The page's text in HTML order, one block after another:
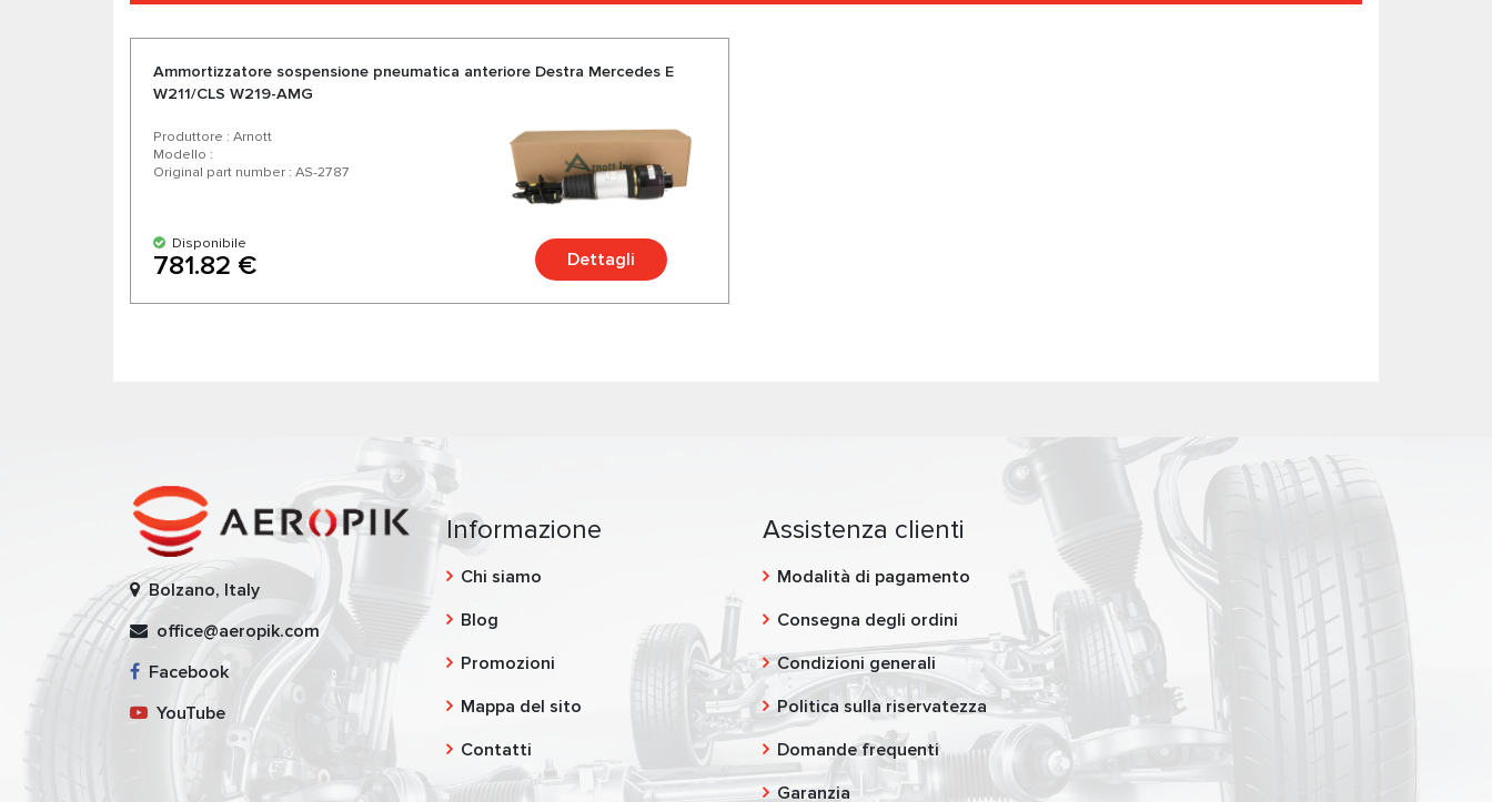
Ammortizzatore sospensione pneumatica anteriore Destra Mercedes E
W211/CLS W219-AMG
Produttore : Arnott
Modello :
Original part number : AS-2787
Disponibile
781.82 € Dettagli
Bolzano, Italy
office@aeropik.com
Facebook
YouTube
Informazione
Chi siamo
Blog
Promozioni
Mappa del sito
Contatti
Assistenza clienti
Modalità di pagamento
Consegna degli ordini
Condizioni generali
Politica sulla riservatezza
Domande frequenti
Garanzia